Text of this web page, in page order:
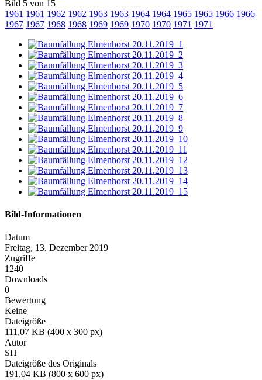
Bild 5 von 15
1961 1961 1962 1962 1963 1963 1964 1964 1965 1965 1966 1966
1967 1967 1968 1968 1969 1969 1970 1970 1971 1971
Bild-Informationen
Datum
Freitag, 13. Dezember 2019
Zugriffe
1240
Downloads
0
Bewertung
Keine
Dateigröße
111,07 KB (400 x 300 px)
Autor
SH
Dateigröße des Originals
191,04 KB (800 x 600 px)